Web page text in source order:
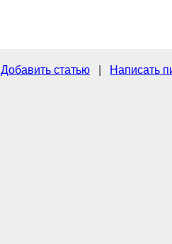
Добавить статью
Написать